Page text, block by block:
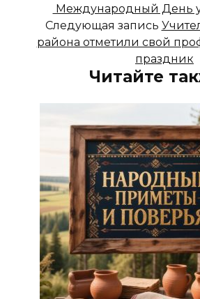
Международный День
Следующая запись
района отметили свой
праздник
Читайте